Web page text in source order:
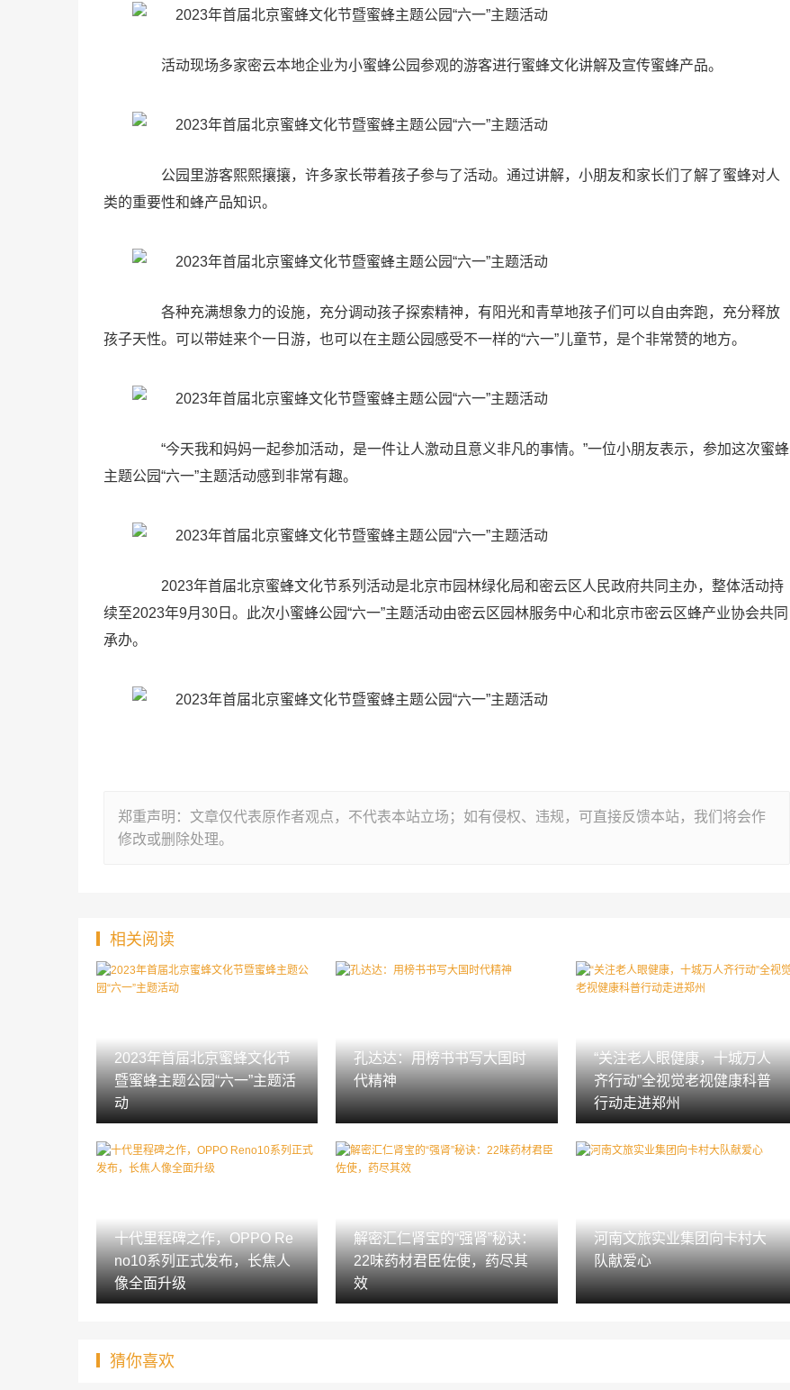
活动现场多家密云本地企业为小蜜蜂公园参观的游客进行蜜蜂文化讲解及宣传蜜蜂产品。
公园里游客熙熙攘攘，许多家长带着孩子参与了活动。通过讲解，小朋友和家长们了解了蜜蜂对人
类的重要性和蜂产品知识。
各种充满想象力的设施，充分调动孩子探索精神，有阳光和青草地孩子们可以自由奔跑，充分释放
孩子天性。可以带娃来个一日游，也可以在主题公园感受不一样的“六一”儿童节，是个非常赞的地方。
“今天我和妈妈一起参加活动，是一件让人激动且意义非凡的事情。”一位小朋友表示，参加这次蜜蜂
主题公园“六一”主题活动感到非常有趣。
2023年首届北京蜜蜂文化节系列活动是北京市园林绿化局和密云区人民政府共同主办，整体活动持
续至2023年9月30日。此次小蜜蜂公园“六一”主题活动由密云区园林服务中心和北京市密云区蜂产业协会共同
承办。
郑重声明：文章仅代表原作者观点，不代表本站立场；如有侵权、违规，可直接反馈本站，我们将会作
修改或删除处理。
相关阅读
2023年首届北京蜜蜂文化节
暨蜜蜂主题公园“六一”主题活
动
孔达达：用榜书书写大国时
代精神
“关注老人眼健康，十城万人
齐行动”全视觉老视健康科普
行动走进郑州
十代里程碑之作，OPPO Re
no10系列正式发布，长焦人
像全面升级
解密汇仁肾宝的“强肾”秘诀：
22味药材君臣佐使，药尽其
效
河南文旅实业集团向卡村大
队献爱心
猜你喜欢